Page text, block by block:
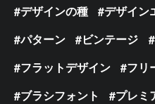
デザインの種
デザイン
パターン
ビンテージ
フラットデザイン
フリ
ブラシフォント
プレミ